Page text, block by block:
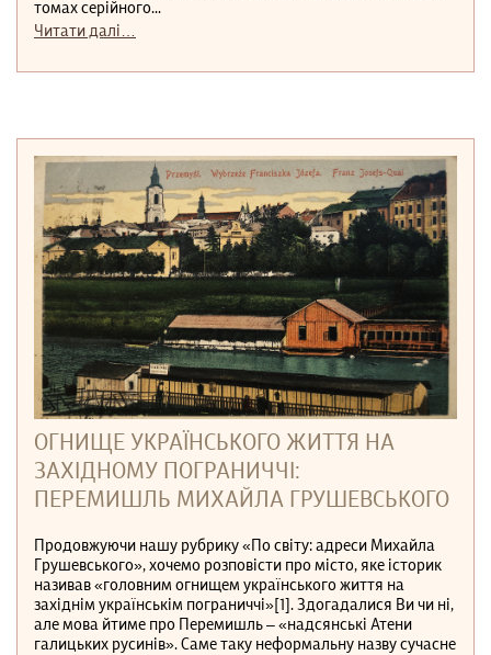
томах серійного...
Читати далі…
ОГНИЩЕ УКРАЇНСЬКОГО ЖИТТЯ НА
ЗАХІДНОМУ ПОГРАНИЧЧІ:
ПЕРЕМИШЛЬ МИХАЙЛА ГРУШЕВСЬКОГО
Продовжуючи нашу рубрику «По світу: адреси Михайла
Грушевського», хочемо розповісти про місто, яке історик
називав «головним огнищем українського життя на
західнім українськім пограниччі»[1]. Здогадалися Ви чи ні,
але мова йтиме про Перемишль – «надсянські Атени
галицьких русинів». Саме таку неформальну назву сучасне